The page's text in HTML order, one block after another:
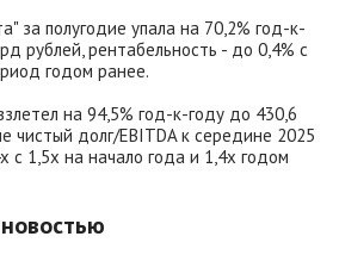
за полугодие упала на 70,2% год-к-
рублей, рентабельность - до 0,4% с
годом ранее.
на 94,5% год-к-году до 430,6
чистый долг/EBITDA к середине 2025
с 1,5х на начало года и 1,4х годом